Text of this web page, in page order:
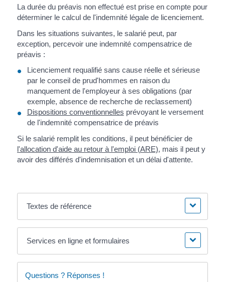
La durée du préavis non effectué est prise en compte pour
déterminer le calcul de l'indemnité légale de licenciement.
Dans les situations suivantes, le salarié peut, par
exception, percevoir une indemnité compensatrice de
préavis :
Licenciement requalifié sans cause réelle et sérieuse
par le conseil de prud'hommes en raison du
manquement de l'employeur à ses obligations (par
exemple, absence de recherche de reclassement)
Dispositions conventionnelles prévoyant le versement
de l'indemnité compensatrice de préavis
Si le salarié remplit les conditions, il peut bénéficier de
l'allocation d'aide au retour à l'emploi (ARE), mais il peut y
avoir des différés d'indemnisation et un délai d'attente.
Textes de référence
Services en ligne et formulaires
Questions ? Réponses !